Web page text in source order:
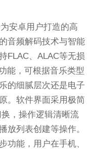
安卓用户打造的高
音频解码技术与智能
FLAC、ALAC等无损
能，可根据音乐类型
的细腻层次还是电子
。软件界面采用极简
，操作逻辑清晰流
放列表创建等操作。
功能，用户在手机、